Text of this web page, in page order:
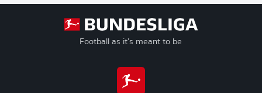
Football as it's meant to be